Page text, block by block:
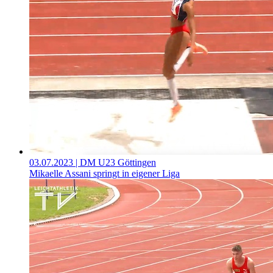
03.07.2023 | DM U23 Göttingen
Mikaelle Assani springt in eigener Liga